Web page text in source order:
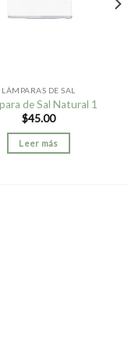
LÁMPARAS DE SAL
de Sal Natural 1
$45.00
Leer más